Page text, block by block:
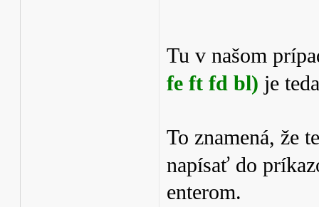
Tu v našom
fe ft fd bl) je
To znamená, že
napísať do
enterom.